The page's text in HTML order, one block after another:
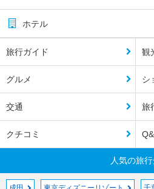
ホテル
旅行ガイド 観
グルメ シ
交通 旅
クチコミ
人気の旅